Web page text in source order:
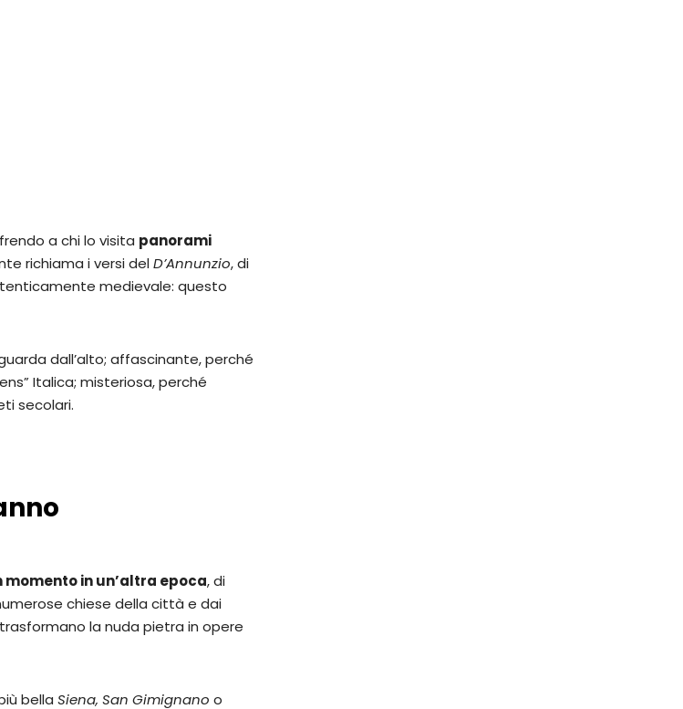
a chi lo visita panorami
richiama i versi delD’Annunzio, di
medievale: questo
dall’alto; affascinante, perché
Italica; misteriosa, perché
secolari.
in un’altra epoca, di
chiese della città e dai
la nuda pietra in opere
bella Siena, San Gimignano o